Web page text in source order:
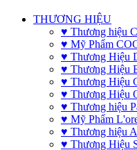
THƯƠNG HIỆU
♥ Thương hiệu
♥ Mỹ Phẩm
♥ Thương Hiệu
♥ Thương Hiệu
♥ Thương Hiệu
♥ Thương Hiệu
♥ Thương hiệu
♥ Mỹ Phẩm
♥ Thương hiệu
♥ Thương Hiệu